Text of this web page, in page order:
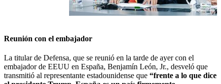
Reunión con el embajador
La titular de Defensa, que se reunió en la tarde de ayer con el
embajador de EEUU en España, Benjamín León, Jr., desveló que
transmitió al representante estadounidense que “frente a lo que dice